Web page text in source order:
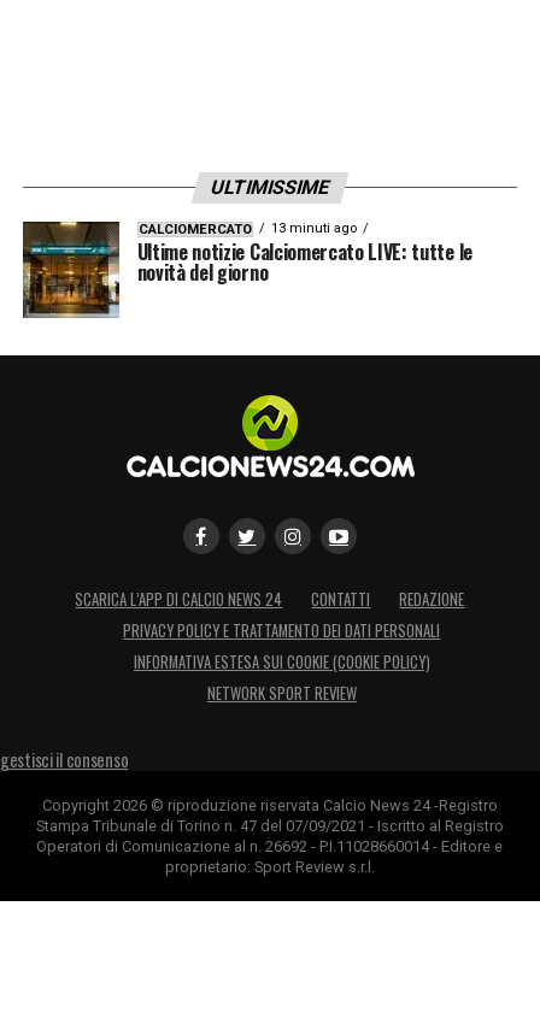
ULTIMISSIME
CALCIOMERCATO 13 minuti ago
Ultime notizie Calciomercato LIVE: tutte le
novità del giorno
SCARICA L’APP DI CALCIO NEWS 24 CONTATTI
REDAZIONE
PRIVACY POLICY E TRATTAMENTO DEI DATI PERSONALI
INFORMATIVA ESTESA SUI COOKIE (COOKIE POLICY)
NETWORK SPORT REVIEW
gestisci il consenso
Copyright 2026 © riproduzione riservata Calcio News 24 -Registro
Stampa Tribunale di Torino n. 47 del 07/09/2021 - Iscritto al Registro
Operatori di Comunicazione al n. 26692 - P.I.11028660014 - Editore e
proprietario: Sport Review s.r.l.